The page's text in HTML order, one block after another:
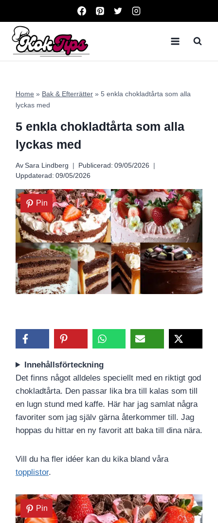
content
Home » Bak & Efterrätter » 5 enkla chokladtårta som alla
lyckas med
5 enkla chokladtårta som alla
lyckas med
Av Sara Lindberg Publicerad: 09/05/2026
Uppdaterad: 09/05/2026
Pin
Innehållsförteckning
Det finns något alldeles speciellt med en riktigt god
chokladtårta. Den passar lika bra till kalas som till
en lugn stund med kaffe. Här har jag samlat några
favoriter som jag själv gärna återkommer till. Jag
hoppas du hittar en ny favorit att baka till dina nära.
Vill du ha fler idéer kan du kika bland våra
topplistor.
Pin